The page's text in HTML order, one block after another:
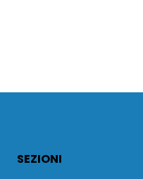
SEZIONI